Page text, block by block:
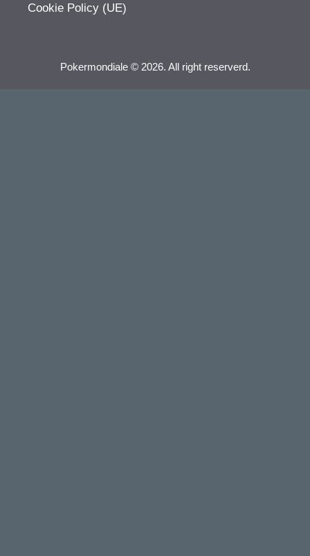
Cookie Policy (UE)
Pokermondiale © 2026. All right reserverd.